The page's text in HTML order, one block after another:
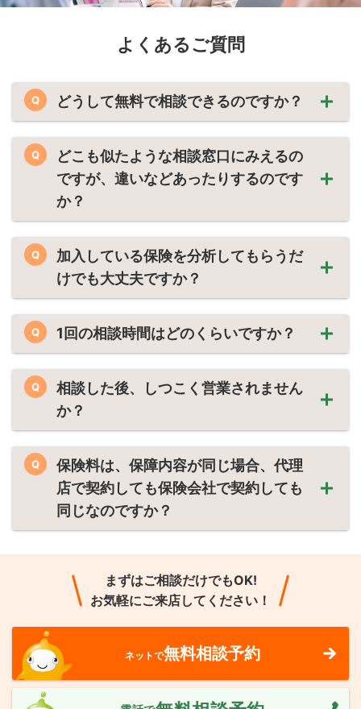
よくあるご質問
Q どうして無料で相談できるのですか？
Q
どこも似たような相談窓口にみえるの
ですが、違いなどあったりするのです
か？
Q
加入している保険を分析してもらうだ
けでも大丈夫ですか？
Q 1回の相談時間はどのくらいですか？
Q
相談した後、しつこく営業されません
か？
Q
保険料は、保障内容が同じ場合、代理
店で契約しても保険会社で契約しても
同じなのですか？
まずはご相談だけでもOK!
お気軽にご来店してください！
ネットで無料相談予約